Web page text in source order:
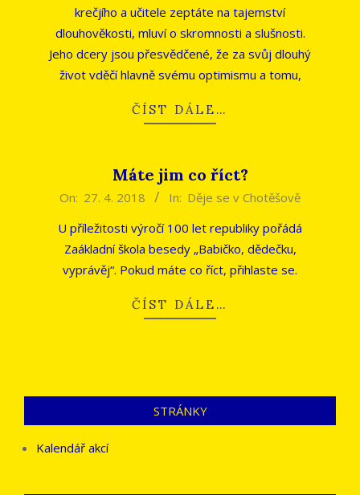
krečjího a učitele zeptáte na tajemství
dlouhověkosti, mluví o skromnosti a slušnosti.
Jeho dcery jsou přesvědčené, že za svůj dlouhý
život vděčí hlavně svému optimismu a tomu,
ČÍST DÁLE…
Máte jim co říct?
2018-
27
On: 27. 4. 2018 In: Děje se v Chotěšově
U příležitosti výročí 100 let republiky pořádá
Zaákladní škola besedy „Babičko, dědečku,
vyprávěj“. Pokud máte co říct, přihlaste se.
ČÍST DÁLE…
STRÁNKY
Kalendář akcí